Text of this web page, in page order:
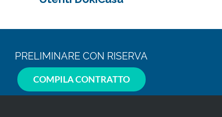
PRELIMINARE CON RISERVA
COMPILA CONTRATTO